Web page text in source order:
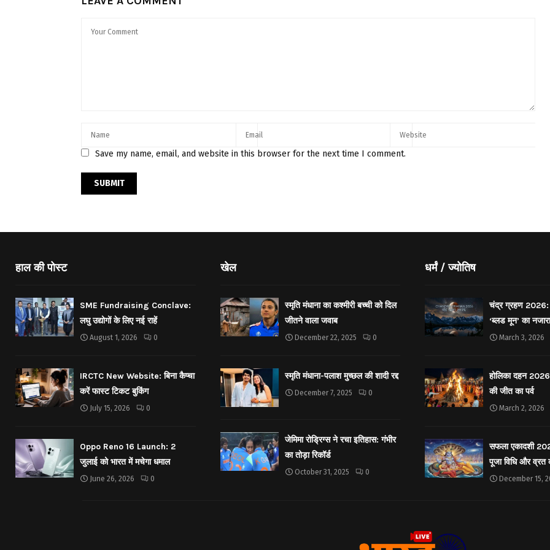
Save my name, email, and website in this browser for the next time I comment.
हाल की पोस्ट
SME Fundraising Conclave:
लघु उद्योगों के लिए नई राहें
August 1, 2026 0
IRCTC New Website: बिना कैप्चा
करें फास्ट टिकट बुकिंग
July 15, 2026 0
Oppo Reno 16 Launch: 2
जुलाई को भारत में मचेगा धमाल
June 26, 2026 0
खेल
स्मृति मंधाना का कश्मीरी बच्ची को दिल
जीतने वाला जवाब
December 22, 2025 0
स्मृति मंधाना-पलाश मुच्छल की शादी रद्द
December 7, 2025 0
जेमिमा रोड्रिग्स ने रचा इतिहास: गंभीर
का तोड़ा रिकॉर्ड
October 31, 2025 0
धर्मं / ज्योतिष
चंद्र ग्रहण 2026:
‘ब्लड मून’ का नजारा
March 3, 2026
होलिका दहन
की जीत का पर्व
March 2, 2026
सफला एकादशी
पूजा विधि और व्रत
December 15,